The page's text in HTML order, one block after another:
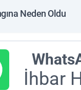
Neden Oldu
İhbar